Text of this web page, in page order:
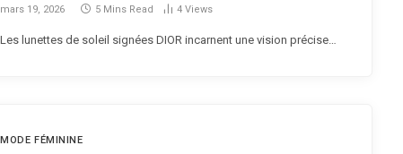
mars 19, 2026 5 Mins Read 4Views
Les lunettes de soleil signées DIOR incarnent une vision précise…
MODE FÉMININE